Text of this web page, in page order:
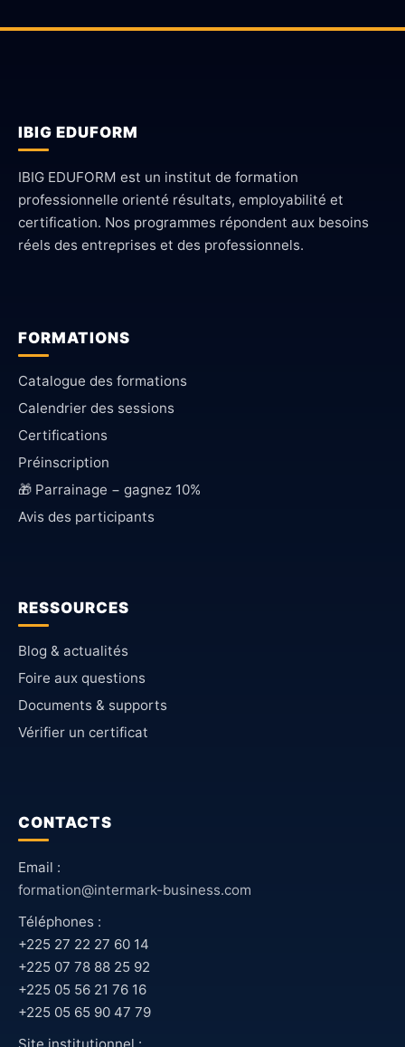
IBIG EDUFORM
IBIG EDUFORM est un institut de formation
professionnelle orienté résultats, employabilité et
certification. Nos programmes répondent aux besoins
réels des entreprises et des professionnels.
FORMATIONS
Catalogue des formations
Calendrier des sessions
Certifications
Préinscription
🎁 Parrainage − gagnez 10%
Avis des participants
RESSOURCES
Blog & actualités
Foire aux questions
Documents & supports
Vérifier un certificat
CONTACTS
Email :
formation@intermark-business.com
Téléphones :
+225 27 22 27 60 14
+225 07 78 88 25 92
+225 05 56 21 76 16
+225 05 65 90 47 79